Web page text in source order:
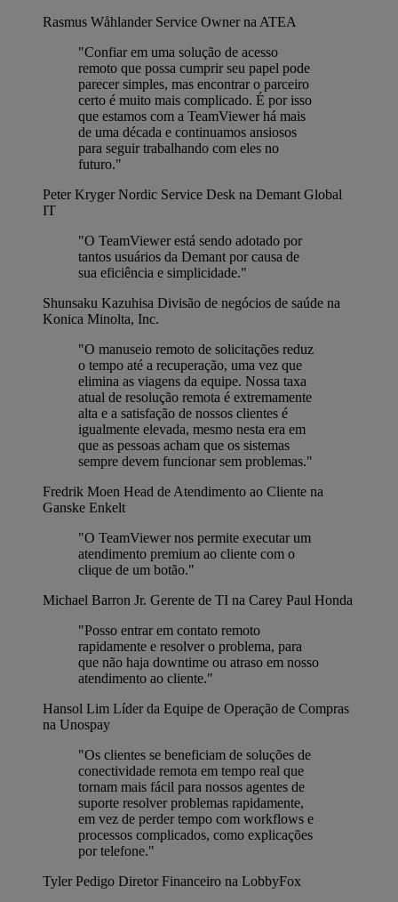
Rasmus Wåhlander Service Owner na ATEA
"Confiar em uma solução de acesso
remoto que possa cumprir seu papel pode
parecer simples, mas encontrar o parceiro
certo é muito mais complicado. É por isso
que estamos com a TeamViewer há mais
de uma década e continuamos ansiosos
para seguir trabalhando com eles no
futuro."
Peter Kryger Nordic Service Desk na Demant Global
IT
"O TeamViewer está sendo adotado por
tantos usuários da Demant por causa de
sua eficiência e simplicidade."
Shunsaku Kazuhisa Divisão de negócios de saúde na
Konica Minolta, Inc.
"O manuseio remoto de solicitações reduz
o tempo até a recuperação, uma vez que
elimina as viagens da equipe. Nossa taxa
atual de resolução remota é extremamente
alta e a satisfação de nossos clientes é
igualmente elevada, mesmo nesta era em
que as pessoas acham que os sistemas
sempre devem funcionar sem problemas."
Fredrik Moen Head de Atendimento ao Cliente na
Ganske Enkelt
"O TeamViewer nos permite executar um
atendimento premium ao cliente com o
clique de um botão."
Michael Barron Jr. Gerente de TI na Carey Paul Honda
"Posso entrar em contato remoto
rapidamente e resolver o problema, para
que não haja downtime ou atraso em nosso
atendimento ao cliente."
Hansol Lim Líder da Equipe de Operação de Compras
na Unospay
"Os clientes se beneficiam de soluções de
conectividade remota em tempo real que
tornam mais fácil para nossos agentes de
suporte resolver problemas rapidamente,
em vez de perder tempo com workflows e
processos complicados, como explicações
por telefone."
Tyler Pedigo Diretor Financeiro na LobbyFox